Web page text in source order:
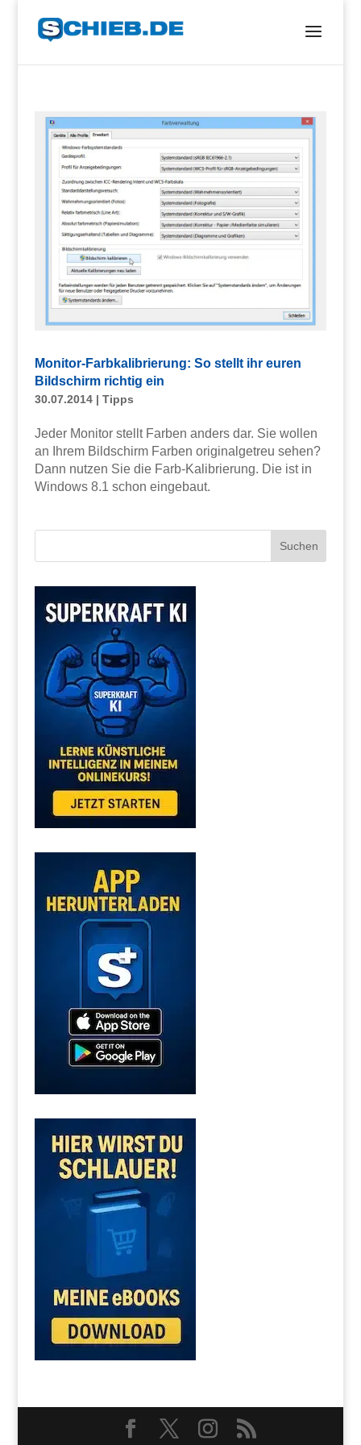
Monitor-Farbkalibrierung: So stellt ihr euren
Bildschirm richtig ein
30.07.2014| Tipps
Jeder Monitor stellt Farben anders dar. Sie wollen
an Ihrem Bildschirm Farben originalgetreu sehen?
Dann nutzen Sie die Farb-Kalibrierung. Die ist in
Windows 8.1 schon eingebaut.